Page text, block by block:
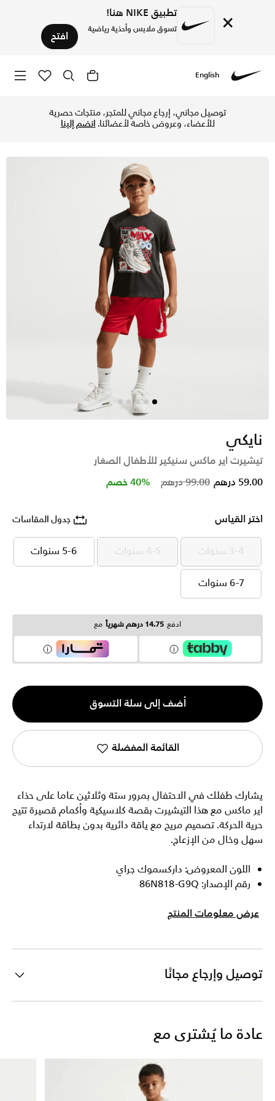
× تطبيق NIKE هنا!
تسوق ملابس وأحذية رياضية افتح
English
توصيل مجاني، إرجاع مجاني للمتجر، منتجات حصرية
للأعضاء، وعروض خاصة لأعضائنا.انضم إلينا
نايكي
تيشيرت اير ماكس سنيكير للأطفال الصغار
Price reduced from
99.00 درهم to 59.00 درهم 40% خصم
اختر القياس جدول المقاسات
3-4 سنوات 3-4 سنوات 4-5 سنوات 4-5 سنوات 5-6 سنوات 5-6 سنوات
6-7 سنوات 6-7 سنوات
ادفع 14.75 درهم شهرياً مع
الكمية
1
أضف إلى سلة التسوق
القائمة المفضلة
يشارك طفلك في الاحتفال بمرور ستة وثلاثين عاما على حذاء
اير ماكس مع هذا التيشيرت بقصة كلاسيكية وأكمام قصيرة تتيح
حرية الحركة. تصميم مريح مع ياقة دائرية بدون بطاقة لارتداء
سهل وخال من الإزعاج.
اللون المعروض: داركسموك جراي
رقم الإصدار: 86N818-G9Q
عرض معلومات المنتج
توصيل وإرجاع مجانًا
عادة ما يُشترى مع